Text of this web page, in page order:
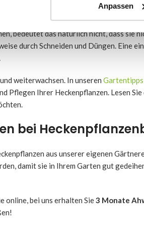
Anpassen
pflanzen
bedeutet das natürlich nicht, dass sie
durch Schneiden und Düngen. Eine
weiterwachsen. In unseren Gartentipps
Ihrer Heckenpflanzen. Lesen
bei
aus unserer eigenen
damit sie in Ihrem Garten gut
online, bei uns erhalten Sie3 Monate